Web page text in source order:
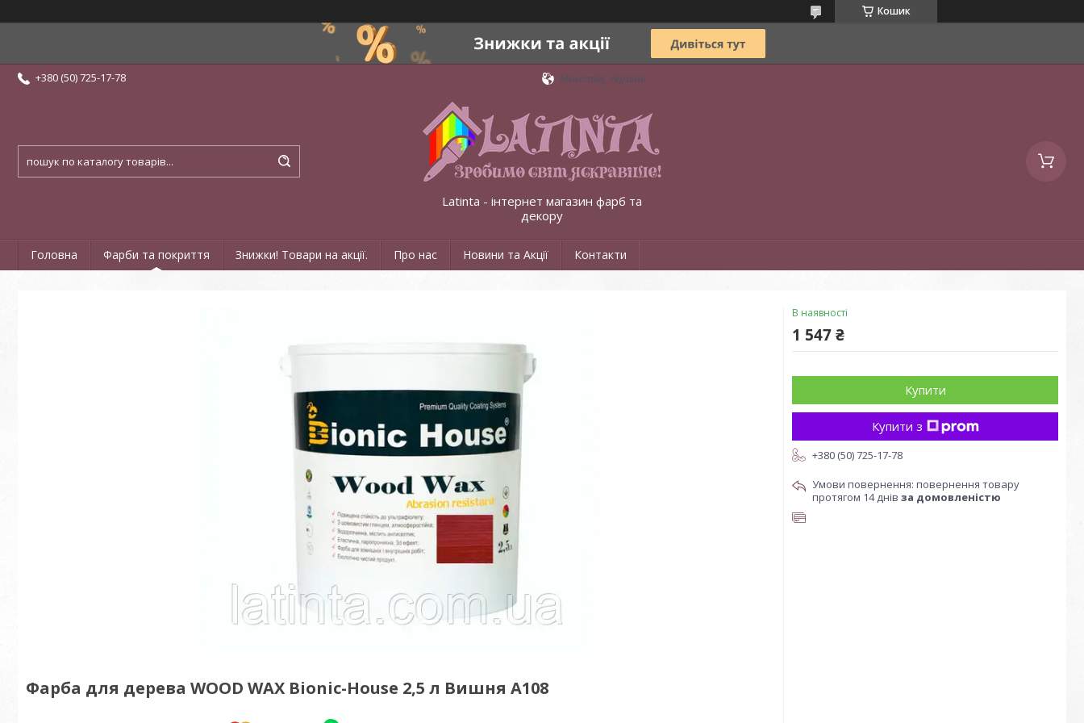
Кошик
+380 (50) 725-17-78 Миколаїв, Україна
Latinta - інтернет магазин фарб та
декору
Головна Фарби та покриття Знижки! Товари на акції. Про нас Новини та Акції Контакти
Фарба для дерева WOOD WAX Bionic-House 2,5 л Вишня А108
В наявності
1 547 ₴
Купити
Купити з
+380 (50) 725-17-78
повернення товару
протягом 14 днів за домовленістю